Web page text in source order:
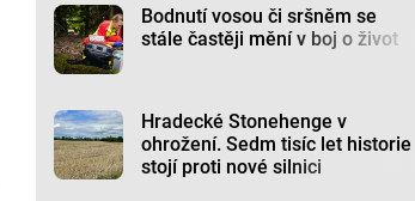
Bodnutí vosou či sršněm se
stále častěji mění v boj o život
Hradecké Stonehenge v
ohrožení. Sedm tisíc let historie
stojí proti nové silnici